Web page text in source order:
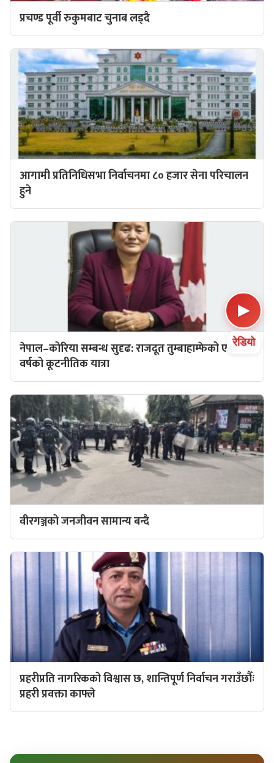
▶
रेडियो
प्रचण्ड पूर्वी रुकुमबाट चुनाब लड्दै
आगामी प्रतिनिधिसभा निर्वाचनमा ८० हजार सेना परिचालन
हुने
नेपाल–कोरिया सम्बन्ध सुदृढ: राजदूत तुम्बाहाम्फेको एक
वर्षको कूटनीतिक यात्रा
वीरगञ्जको जनजीवन सामान्य बन्दै
प्रहरीप्रति नागरिकको विश्वास छ, शान्तिपूर्ण निर्वाचन गराउँछौँः
प्रहरी प्रवक्ता काफ्ले